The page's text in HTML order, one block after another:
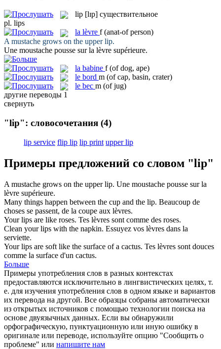
lip [lɪp] существительное
pl. lips
la lèvre f (anat-of person)
A mustache grows on the upperlip.
Une moustache pousse sur la lèvre supérieure.
la babine f (of dog, ape)
le bord m (of cap, basin, crater)
le bec m (of jug)
другие переводы 1
свернуть
"lip": словосочетания (4)
lip service flip lip lip print upper lip
Примеры предложений со словом "lip"
A mustache grows on the upperlip. Une moustache pousse sur la
lèvre supérieure.
Many things happen between the cup and the lip. Beaucoup de
choses se passent, de la coupe aux lèvres.
Yourlips are like roses. Tes lèvres sont comme des roses.
Clean yourlips with the napkin. Essuyez vos lèvres dans la
serviette.
Yourlips are soft like the surface of a cactus. Tes lèvres sont douces
comme la surface d'un cactus.
Больше
Примеры употребления слов в разных контекстах
предоставляются исключительно в лингвистических целях, т.
е. для изучения употребления слов в одном языке и вариантов
их перевода на другой. Все образцы собраны автоматически
из открытых источников с помощью технологии поиска на
основе двуязычных данных. Если вы обнаружили
орфографическую, пунктуационную или иную ошибку в
оригинале или переводе, используйте опцию "Сообщить о
проблеме" или напишите нам